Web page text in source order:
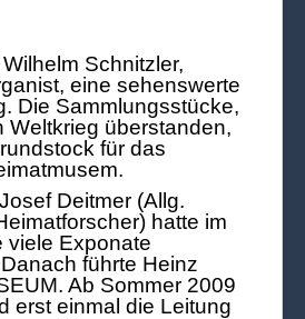
Schnitzler,
eine sehenswerte
Die Sammlungsstücke,
Weltkrieg überstanden,
für das
Deitmer (Allg.
hatte im
viele Exponate
führte Heinz
Ab Sommer 2009
erst einmal die Leitung